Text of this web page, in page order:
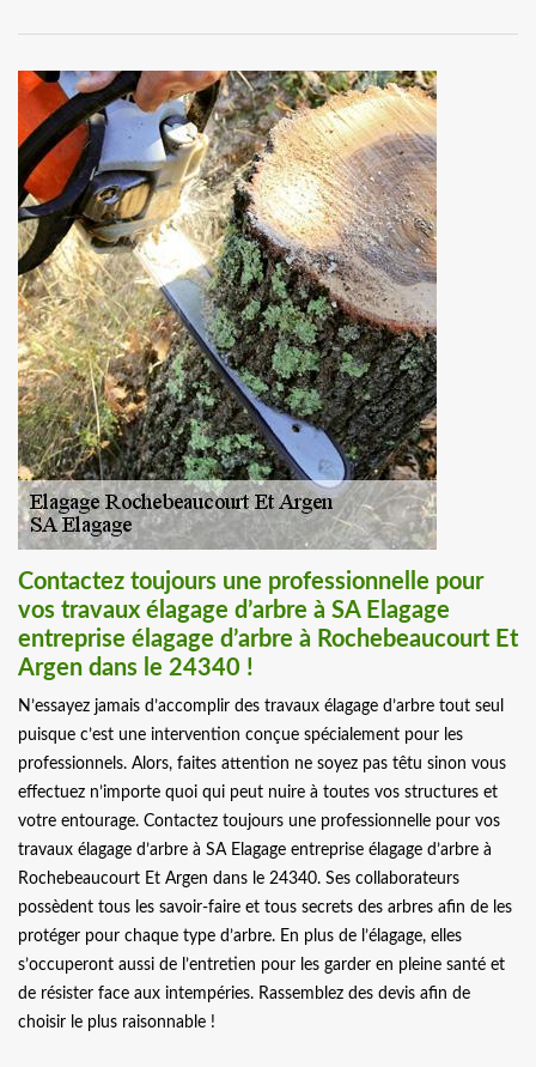
Contactez toujours une professionnelle pour
vos travaux élagage d’arbre à SA Elagage
entreprise élagage d’arbre à Rochebeaucourt Et
Argen dans le 24340 !
N’essayez jamais d’accomplir des travaux élagage d’arbre tout seul
puisque c’est une intervention conçue spécialement pour les
professionnels. Alors, faites attention ne soyez pas têtu sinon vous
effectuez n’importe quoi qui peut nuire à toutes vos structures et
votre entourage. Contactez toujours une professionnelle pour vos
travaux élagage d’arbre à SA Elagage entreprise élagage d’arbre à
Rochebeaucourt Et Argen dans le 24340. Ses collaborateurs
possèdent tous les savoir-faire et tous secrets des arbres afin de les
protéger pour chaque type d’arbre. En plus de l’élagage, elles
s’occuperont aussi de l’entretien pour les garder en pleine santé et
de résister face aux intempéries. Rassemblez des devis afin de
choisir le plus raisonnable !